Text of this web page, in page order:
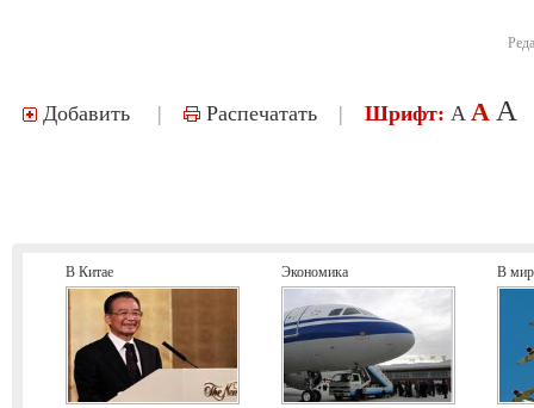
Добавить | Распечатать | Шрифт: A A A
В Китае Экономика В